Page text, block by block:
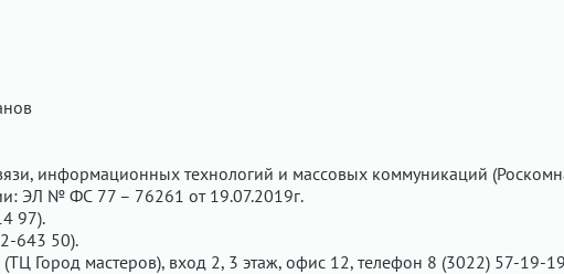
информационных технологий и массовых коммуникаций
ЭЛ № ФС 77 – 76261 от 19.07.2019г.
97).
643 50).
Город мастеров), вход 2, 3 этаж, офис 12, телефон 8 (3022) 57-19-